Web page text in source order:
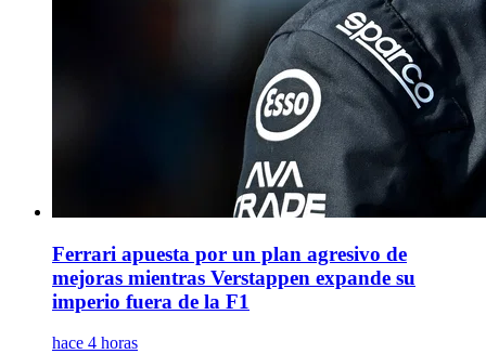
Ferrari apuesta por un plan agresivo de
mejoras mientras Verstappen expande su
imperio fuera de la F1
hace 4 horas